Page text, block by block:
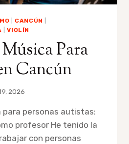
CANCÚN
|VIOLÍN
Para
Cancún
2026
para personas autistas:
profesor He tenido la
con personas